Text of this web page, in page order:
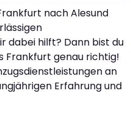
nach Alesund
dabei hilft? Dann bist du
Frankfurt genau richtig!
an
Erfahrung und